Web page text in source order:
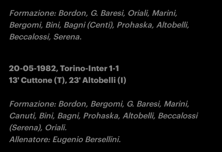
Formazione: Bordon, G. Baresi, Oriali, Marini,
Bergomi, Bini, Bagni (Centi), Prohaska, Altobelli,
Beccalossi, Serena.
20-05-1982, Torino-Inter 1-1
13' Cuttone (T), 23' Altobelli (I)
Formazione: Bordon, Bergomi, G. Baresi, Marini,
Canuti, Bini, Bagni, Prohaska, Altobelli, Beccalossi
(Serena), Oriali.
Allenatore: Eugenio Bersellini.